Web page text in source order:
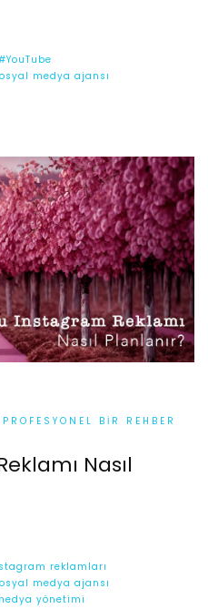
medya ajansı
BIR REHBER
Nasıl
reklamları
medya ajansı
yönetimi